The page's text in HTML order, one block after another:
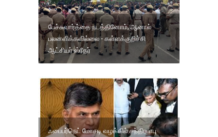
பேச்சுவார்த்தை நடத்தினோம், ஆனால்
பலனளிக்கவில்லை - கள்ளக்குறிச்சி
ஆட்சியர் ஸ்ரீதர்
ஃபைபர்நெட் மோசடி வழக்கில் சந்திரபாபு